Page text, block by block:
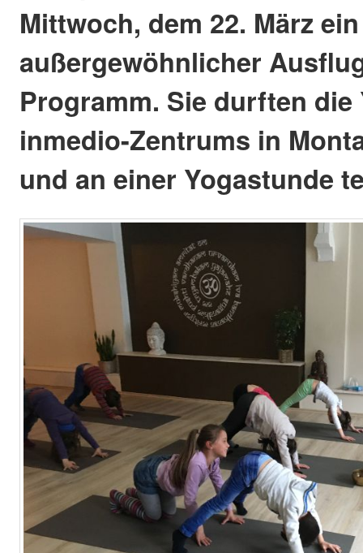
Mittwoch, dem 22. März ein
außergewöhnlicher
Programm. Sie durften die
inmedio-Zentrums in
und an einer Yogastunde